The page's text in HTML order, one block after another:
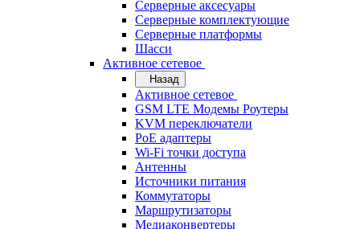
Серверные аксесуары
Серверные комплектующие
Серверные платформы
Шасси
Активное сетевое
Назад
Активное сетевое
GSM LTE Модемы Роутеры
KVM переключатели
PoE адаптеры
Wi-Fi точки доступа
Антенны
Источники питания
Коммутаторы
Маршрутизаторы
Медиаконвертеры